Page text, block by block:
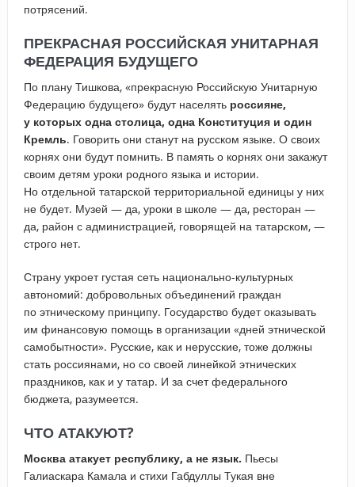
потрясений.
ПРЕКРАСНАЯ РОССИЙСКАЯ УНИТАРНАЯ
ФЕДЕРАЦИЯ БУДУЩЕГО
По плану Тишкова, «прекрасную Российскую Унитарную
Федерацию будущего» будут населять россияне,
у которых одна столица, одна Конституция и один
Кремль. Говорить они станут на русском языке. О своих
корнях они будут помнить. В память о корнях они закажут
своим детям уроки родного языка и истории.
Но отдельной татарской территориальной единицы у них
не будет. Музей — да, уроки в школе — да, ресторан —
да, район с администрацией, говорящей на татарском, —
строго нет.
Страну укроет густая сеть национально-культурных
автономий: добровольных объединений граждан
по этническому принципу. Государство будет оказывать
им финансовую помощь в организации «дней этнической
самобытности». Русские, как и нерусские, тоже должны
стать россиянами, но со своей линейкой этнических
праздников, как и у татар. И за счет федерального
бюджета, разумеется.
ЧТО АТАКУЮТ?
Москва атакует республику, а не язык. Пьесы
Галиаскара Камала и стихи Габдуллы Тукая вне